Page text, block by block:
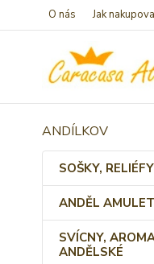
O nás Jak
ANDÍLKOV
SOŠKY,
ANDĚL
SVÍCNY,
ANDĚLSKÉ